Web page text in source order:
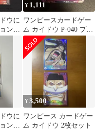
ウに
ンカ
¥ 1,111
ワンピースカードゲー
ム カイドウ P-040 プロ
モカード
ウに
ンカ
¥3,500
ワンピース カードゲー
ム カイドウ 2枚セット